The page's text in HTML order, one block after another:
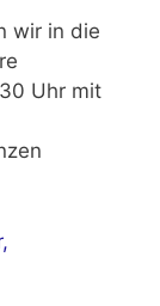
wir in die
Uhr mit